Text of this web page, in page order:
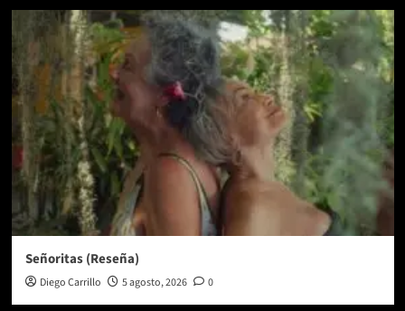
Señoritas (Reseña)
Diego Carrillo 5 agosto, 2026 0